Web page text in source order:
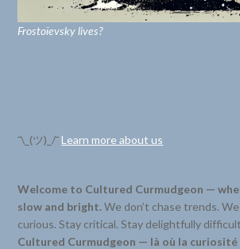
Frostoïevsky lives?
¯\_(ツ)_/¯Learn more about us
Welcome to Cultured Curmudgeon —
slow and bright.We don’t chase trends.
curious. Stay critical. Stay delightfully
Cultured Curmudgeon — là où la